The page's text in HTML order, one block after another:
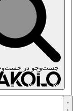
جست‌وجو در